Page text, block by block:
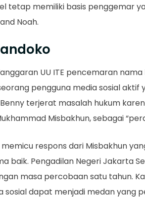
tetap memiliki basis penggemar
Noah.
UU ITE pencemaran
pengguna media sosial aktif
Benny terjerat masalah hukum
Misbakhun, sebagai
respons dari Misbakhun
baik. Pengadilan Negeri Jakarta
masa percobaan satu tahun.
sosial dapat menjadi medan yang